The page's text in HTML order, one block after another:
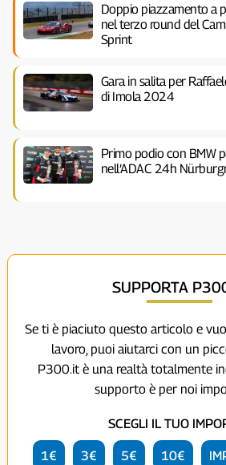
Doppio piazzamento a
nel terzo round del
Sprint
Gara in salita per
di Imola 2024
Primo podio con BMW
nell’ADAC 24h
SUPPORTA
Se ti è piaciuto questo articolo e
lavoro, puoi aiutarci con un
P300.it è una realtà totalmente
supporto è per noi
SCEGLI IL TUO
1€ 3€ 5€ 10€